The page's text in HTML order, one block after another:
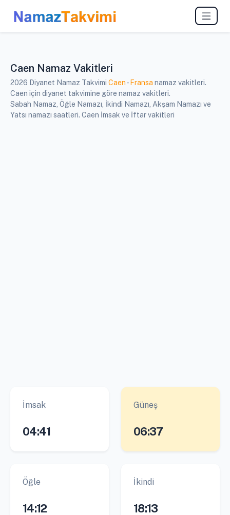
Caen Namaz Vakitleri
2026 Diyanet Namaz Takvimi Caen- Fransa namaz vakitleri.
Caen için diyanet takvimine göre namaz vakitleri.
Sabah Namaz, Öğle Namazı, İkindi Namazı, Akşam Namazı ve
Yatsı namazı saatleri. Caen İmsak ve İftar vakitleri
İmsak
04:41
Güneş
06:37
Öğle
14:12
İkindi
18:13